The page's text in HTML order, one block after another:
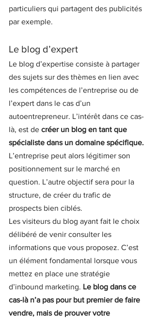
particuliers qui partagent des publicités
par exemple.
Le blog d’expert
Le blog d’expertise consiste à partager
des sujets sur des thèmes en lien avec
les compétences de l’entreprise ou de
l’expert dans le cas d’un
autoentrepreneur. L’intérêt dans ce cas-
là, est de créer un blog en tant que
spécialiste dans un domaine spécifique.
L’entreprise peut alors légitimer son
positionnement sur le marché en
question. L’autre objectif sera pour la
structure, de créer du trafic de
prospects bien ciblés.
Les visiteurs du blog ayant fait le choix
délibéré de venir consulter les
informations que vous proposez. C’est
un élément fondamental lorsque vous
mettez en place une stratégie
d’inbound marketing. Le blog dans ce
cas-là n’a pas pour but premier de faire
vendre, mais de prouver votre